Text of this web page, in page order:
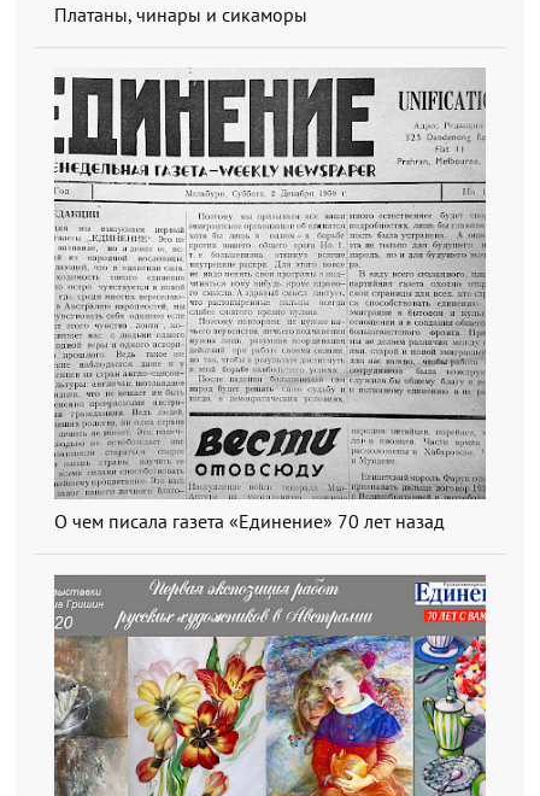
Платаны, чинары и сикаморы
О чем писала газета «Единение» 70 лет назад